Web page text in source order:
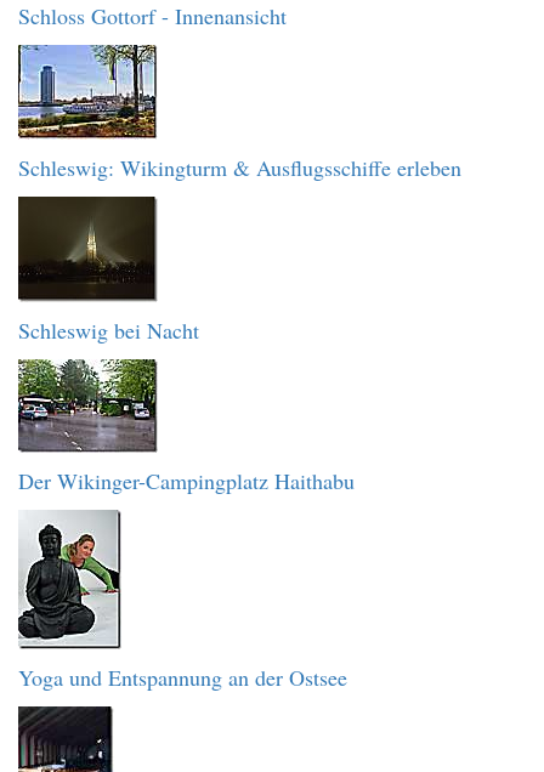
Schloss Gottorf - Innenansicht
Schleswig: Wikingturm & Ausflugsschiffe erleben
Schleswig bei Nacht
Der Wikinger-Campingplatz Haithabu
Yoga und Entspannung an der Ostsee